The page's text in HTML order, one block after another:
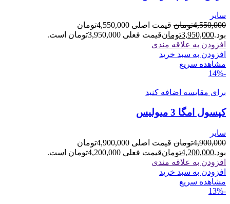
سایر
4,550,000تومان
قیمت اصلی 4,550,000تومان
بود.3,950,000تومانقیمت فعلی 3,950,000تومان است.
افزودن به علاقه مندی
افزودن به سبد خرید
مشاهده سریع
-14%
برای مقایسه اضافه کنید
کپسول امگا 3 میولیس
سایر
4,900,000تومان
قیمت اصلی 4,900,000تومان
بود.4,200,000تومانقیمت فعلی 4,200,000تومان است.
افزودن به علاقه مندی
افزودن به سبد خرید
مشاهده سریع
-13%